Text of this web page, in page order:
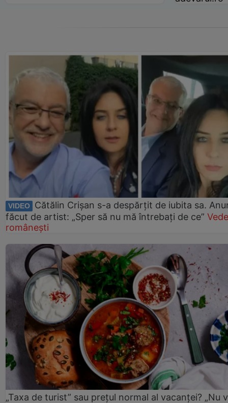
VIDEO
Cătălin Crișan s-a despărțit de iubita sa.
făcut de artist: „Sper să nu mă întrebați de ce”
românești
„Taxa de turist” sau prețul normal al vacanței? „Nu